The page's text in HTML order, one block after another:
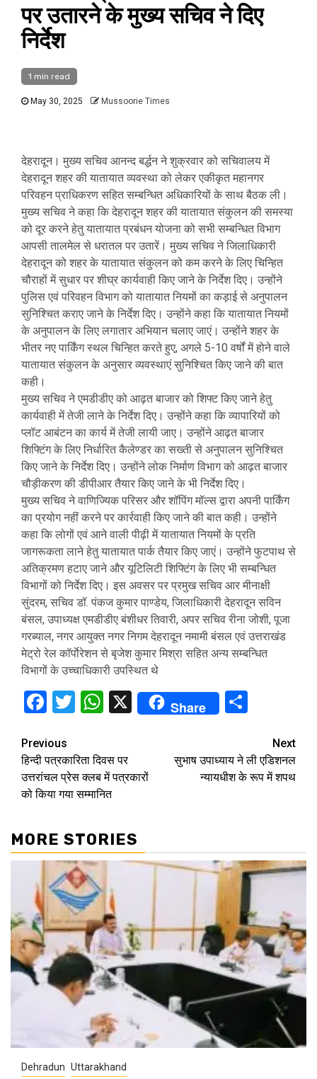
पर उतारने के मुख्य सचिव ने दिए
निर्देश
1 min read
May 30, 2025 Mussoorie Times
देहरादून। मुख्य सचिव आनन्द बर्द्धन ने शुक्रवार को सचिवालय में
देहरादून शहर की यातायात व्यवस्था को लेकर एकीकृत महानगर
परिवहन प्राधिकरण सहित सम्बन्धित अधिकारियों के साथ बैठक ली।
मुख्य सचिव ने कहा कि देहरादून शहर की यातायात संकुलन की समस्या
को दूर करने हेतु यातायात प्रबंधन योजना को सभी सम्बन्धित विभाग
आपसी तालमेल से धरातल पर उतारें। मुख्य सचिव ने जिलाधिकारी
देहरादून को शहर के यातायात संकुलन को कम करने के लिए चिन्हित
चौराहों में सुधार पर शीघ्र कार्यवाही किए जाने के निर्देश दिए। उन्होंने
पुलिस एवं परिवहन विभाग को यातायात नियमों का कड़ाई से अनुपालन
सुनिश्चित कराए जाने के निर्देश दिए। उन्होंने कहा कि यातायात नियमों
के अनुपालन के लिए लगातार अभियान चलाए जाएं। उन्होंने शहर के
भीतर नए पार्किंग स्थल चिन्हित करते हुए, अगले 5-10 वर्षों में होने वाले
यातायात संकुलन के अनुसार व्यवस्थाएं सुनिश्चित किए जाने की बात
कही।
मुख्य सचिव ने एमडीडीए को आढ़त बाजार को शिफ्ट किए जाने हेतु
कार्यवाही में तेजी लाने के निर्देश दिए। उन्होंने कहा कि व्यापारियों को
प्लॉट आबंटन का कार्य में तेजी लायी जाए। उन्होंने आढ़त बाजार
शिफ्टिंग के लिए निर्धारित कैलेण्डर का सख्ती से अनुपालन सुनिश्चित
किए जाने के निर्देश दिए। उन्होंने लोक निर्माण विभाग को आढ़त बाजार
चौड़ीकरण की डीपीआर तैयार किए जाने के भी निर्देश दिए।
मुख्य सचिव ने वाणिज्यिक परिसर और शॉपिंग मॉल्स द्वारा अपनी पार्किंग
का प्रयोग नहीं करने पर कार्रवाही किए जाने की बात कही। उन्होंने
कहा कि लोगों एवं आने वाली पीढ़ी में यातायात नियमों के प्रति
जागरूकता लाने हेतु यातायात पार्क तैयार किए जाएं। उन्होंने फुटपाथ से
अतिक्रमण हटाए जाने और यूटिलिटी शिफ्टिंग के लिए भी सम्बन्धित
विभागों को निर्देश दिए। इस अवसर पर प्रमुख सचिव आर मीनाक्षी
सुंदरम, सचिव डॉ. पंकज कुमार पाण्डेय, जिलाधिकारी देहरादून सविन
बंसल, उपाध्यक्ष एमडीडीए बंशीधर तिवारी, अपर सचिव रीना जोशी, पूजा
गरब्याल, नगर आयुक्त नगर निगम देहरादून नमामी बंसल एवं उत्तराखंड
मेट्रो रेल कॉर्पाेरेशन से बृजेश कुमार मिश्रा सहित अन्य सम्बन्धित
विभागों के उच्चाधिकारी उपस्थित थे
Facebook
TwitterWhatsApp
X Share
Continue
Reading
Previous
हिन्दी पत्रकारिता दिवस पर
उत्तरांचल प्रेस क्लब में पत्रकारों
को किया गया सम्मानित
Next
सुभाष उपाध्याय ने ली एडिशनल
न्यायधीश के रूप में शपथ
MORE STORIES
Dehradun Uttarakhand